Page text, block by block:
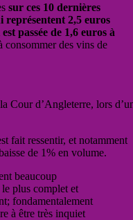
sur ces 10 dernières
représentent 2,5 euros
passée de 1,6 euros à
consommer des vins de
Cour d’Angleterre, lors
fait ressentir, et notamment
de 1% en volume.
beaucoup
plus complet et
fondamentalement
à être très inquiet